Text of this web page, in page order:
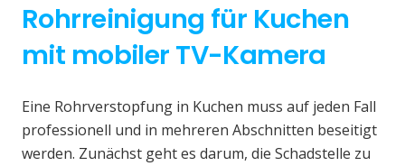
Rohrreinigung für Kuchen
mit mobiler TV-Kamera
Eine Rohrverstopfung in Kuchen muss auf jeden Fall
professionell und in mehreren Abschnitten beseitigt
werden. Zunächst geht es darum, die Schadstelle zu